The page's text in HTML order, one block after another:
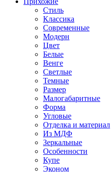
Стиль
Классика
Современные
Модерн
Цвет
Белые
Венге
Светлые
Темные
Размер
Малогабаритные
Форма
Угловые
Отделка и материал
Из МДФ
Зеркальные
Особенности
Купе
Эконом